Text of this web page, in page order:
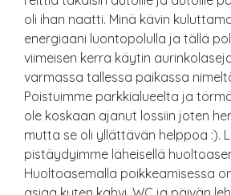
oli ihan naatti. Minä kävin
energiaani luontopolulla ja tällä
viimeisen kerra käytin
varmassa tallessa paikassa
Poistuimme parkkialueelta ja
ole koskaan ajanut lossiin joten
mutta se oli yllättävän helppoa :).
pistäydyimme läheisellä
Huoltoasemalla poikkeamisessa